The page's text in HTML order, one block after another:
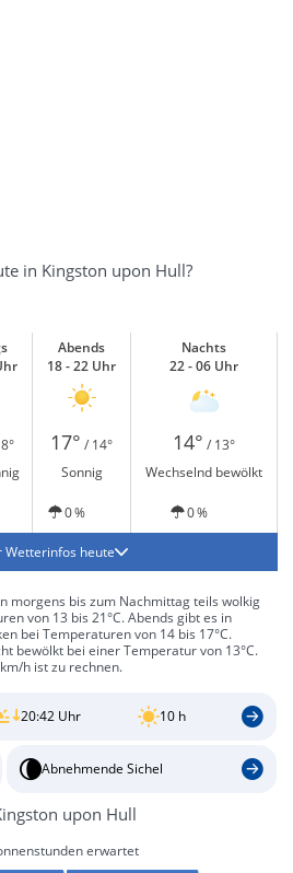
in Kingston upon Hull?
Abends
18 - 22 Uhr
Nachts
22 - 06 Uhr
17° / 14° 14° / 13°
Sonnig Wechselnd bewölkt
0 % 0 %
Wetterinfos heute
morgens bis zum Nachmittag teils wolkig
von 13 bis 21°C. Abends gibt es in
bei Temperaturen von 14 bis 17°C.
bewölkt bei einer Temperatur von 13°C.
h ist zu rechnen.
20:42 Uhr 10 h
Abnehmende Sichel
upon Hull
erwartet